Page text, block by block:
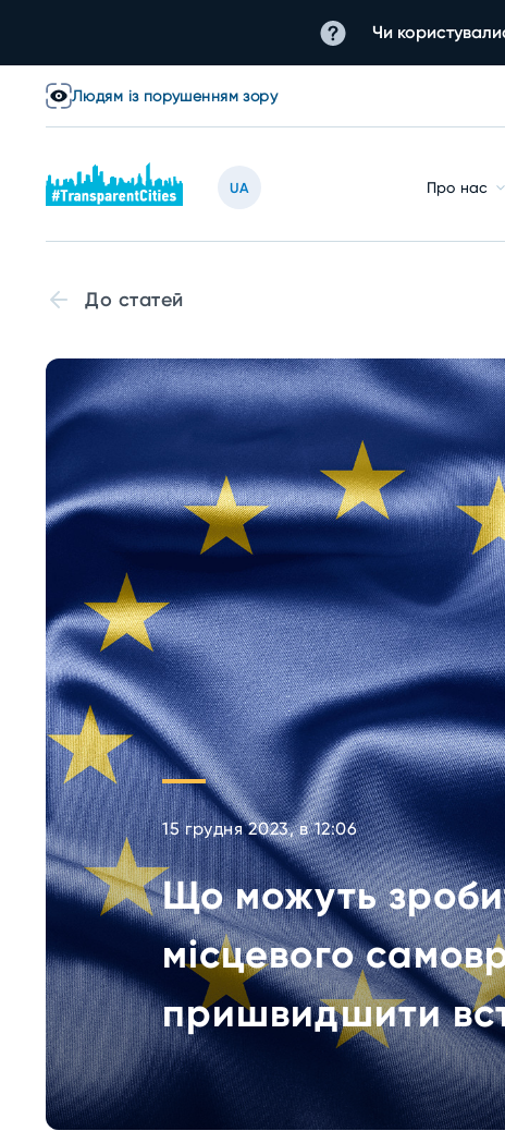
Чи
Людям із порушенням зору
UA Про нас
До статей
15 грудня 2023, в 12:06
Що можуть
місцевого
пришвидшити